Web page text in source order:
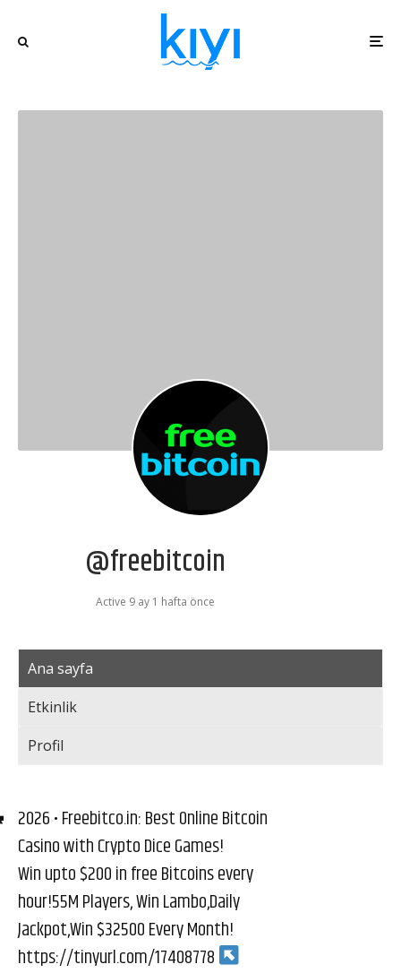
@freebitcoin
Active 9 ay 1 hafta önce
Ana sayfa
Etkinlik
Profil
2026 • Freebitco.in: Best Online Bitcoin
Casino with Crypto Dice Games!
Win upto $200 in free Bitcoins every
hour!55M Players, Win Lambo,Daily
Jackpot,Win $32500 Every Month!
https://tinyurl.com/17408778